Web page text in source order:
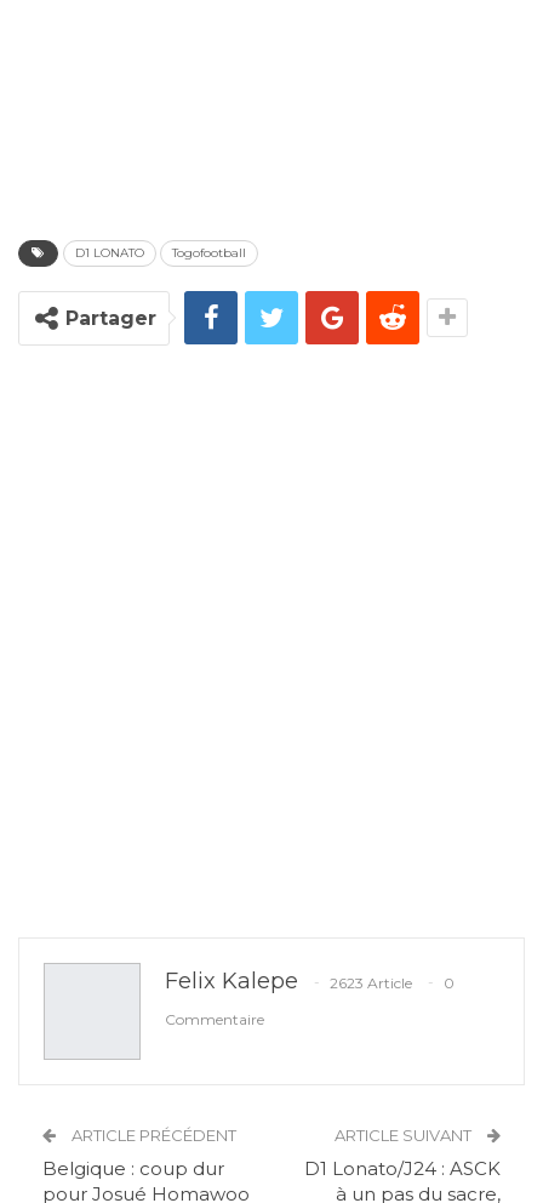
D1 LONATO Togofootball
Partager
Felix Kalepe 2623 Article
0
Commentaire
ARTICLE PRÉCÉDENT
Belgique : coup dur
pour Josué Homawoo
ARTICLE SUIVANT
D1 Lonato/J24 : ASCK
à un pas du sacre,